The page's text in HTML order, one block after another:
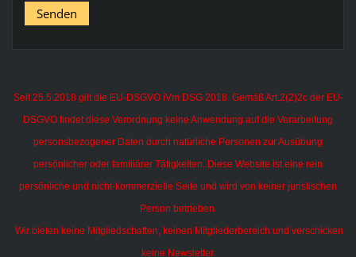
Seit 25.5.2018 gilt die EU-DSGVO iVm DSG 2018. Gemäß Art.2(2)2c der EU-
DSGVO findet diese Verordnung keine Anwendung auf die Verarbeitung
personsbezogener Daten durch natürliche Personen zur Ausübung
persönlicher oder familiärer Tätigkeiten. Diese Website ist eine rein
persönliche und nicht-kommerzielle Seite und wird von keiner juristischen
Person betrieben.
Wir bieten keine Mitgliedschaften, keinen Mitgliederbereich und verschicken
keine Newsletter.